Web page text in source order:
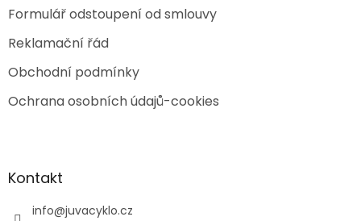
Formulář odstoupení od smlouvy
Reklamační řád
Obchodní podmínky
Ochrana osobních údajů-cookies
Kontakt
info@juvacyklo.cz